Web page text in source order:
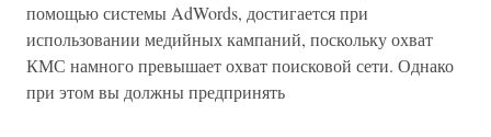
помощью системы AdWords, достигается при
использовании медийных кампаний, поскольку охват
КМС намного превышает охват поисковой сети. Однако
при этом вы должны предпринять